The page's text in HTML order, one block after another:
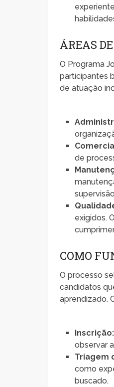
ÁREAS
O Programa
participantes
de atuação
de
exigidos.
COMO
O processo
candidatos
aprendizado.
Inscrição:
observar
Triagem
como
buscado.